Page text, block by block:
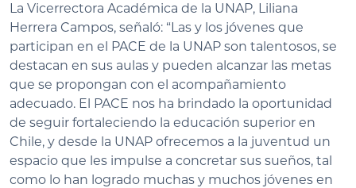
La Vicerrectora Académica de la UNAP, Liliana
Herrera Campos, señaló: “Las y los jóvenes que
participan en el PACE de la UNAP son talentosos, se
destacan en sus aulas y pueden alcanzar las metas
que se propongan con el acompañamiento
adecuado. El PACE nos ha brindado la oportunidad
de seguir fortaleciendo la educación superior en
Chile, y desde la UNAP ofrecemos a la juventud un
espacio que les impulse a concretar sus sueños, tal
como lo han logrado muchas y muchos jóvenes en